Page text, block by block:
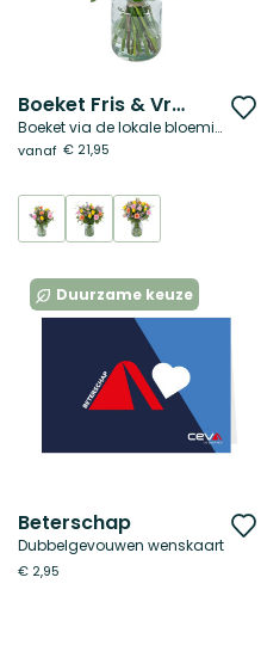
Boeket Fris & Vrolijk
Boeket via de lokale bloemist
vanaf € 21,95
Duurzame keuze
Beterschap
Dubbelgevouwen wenskaart
€ 2,95